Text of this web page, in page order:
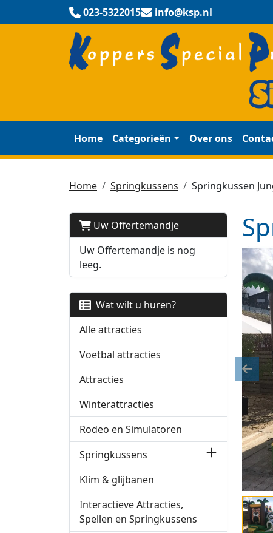
023-5322015 info@ksp.nl
Home Categorieën Over ons
Home Springkussens Springkussen
Uw Offertemandje
Uw Offertemandje is nog
leeg.
Wat wilt u huren?
Alle attracties
Voetbal attracties
Attracties
Winterattracties
Rodeo en Simulatoren
Springkussens
Klim & glijbanen
Interactieve Attracties,
Spellen en Springkussens